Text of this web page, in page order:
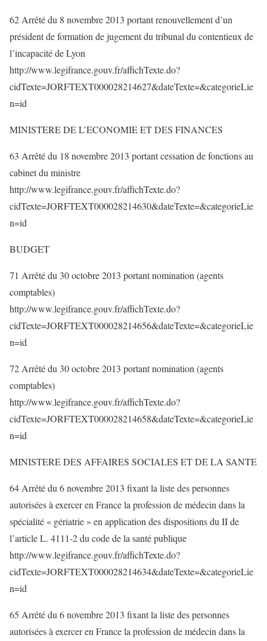
62 Arrêté du 8 novembre 2013 portant renouvellement d’un
président de formation de jugement du tribunal du contentieux de
l’incapacité de Lyon
http://www.legifrance.gouv.fr/affichTexte.do?
cidTexte=JORFTEXT000028214627&dateTexte=&categorieLie
n=id
MINISTERE DE L’ECONOMIE ET DES FINANCES
63 Arrêté du 18 novembre 2013 portant cessation de fonctions au
cabinet du ministre
http://www.legifrance.gouv.fr/affichTexte.do?
cidTexte=JORFTEXT000028214630&dateTexte=&categorieLie
n=id
BUDGET
71 Arrêté du 30 octobre 2013 portant nomination (agents
comptables)
http://www.legifrance.gouv.fr/affichTexte.do?
cidTexte=JORFTEXT000028214656&dateTexte=&categorieLie
n=id
72 Arrêté du 30 octobre 2013 portant nomination (agents
comptables)
http://www.legifrance.gouv.fr/affichTexte.do?
cidTexte=JORFTEXT000028214658&dateTexte=&categorieLie
n=id
MINISTERE DES AFFAIRES SOCIALES ET DE LA SANTE
64 Arrêté du 6 novembre 2013 fixant la liste des personnes
autorisées à exercer en France la profession de médecin dans la
spécialité « gériatrie » en application des dispositions du II de
l’article L. 4111-2 du code de la santé publique
http://www.legifrance.gouv.fr/affichTexte.do?
cidTexte=JORFTEXT000028214634&dateTexte=&categorieLie
n=id
65 Arrêté du 6 novembre 2013 fixant la liste des personnes
autorisées à exercer en France la profession de médecin dans la